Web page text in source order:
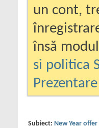
un cont,
însă
si politica
Subiect: New Year offer